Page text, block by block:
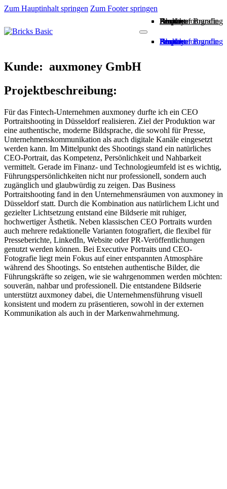
Zum Hauptinhalt springen Zum Footer springen
Employer Branding
People
Business
Drohnenfotografie
About
Kontakt
Employer Branding
People
Business
Drohnenfotografie
About
Kontakt
Kunde: auxmoney GmbH
Projektbeschreibung:
Für das Fintech-Unternehmen auxmoney durfte ich ein CEO
Portraitshooting in Düsseldorf realisieren. Ziel der Produktion war
eine authentische, moderne Bildsprache, die sowohl für Presse,
Unternehmenskommunikation als auch digitale Kanäle eingesetzt
werden kann. Im Mittelpunkt des Shootings stand ein natürliches
CEO-Portrait, das Kompetenz, Persönlichkeit und Nahbarkeit
vermittelt. Gerade im Finanz- und Technologieumfeld ist es wichtig,
Führungspersönlichkeiten nicht nur professionell, sondern auch
zugänglich und glaubwürdig zu zeigen. Das Business
Portraitshooting fand in den Unternehmensräumen von auxmoney in
Düsseldorf statt. Durch die Kombination aus natürlichem Licht und
gezielter Lichtsetzung entstand eine Bildserie mit ruhiger,
hochwertiger Ästhetik. Neben klassischen CEO Portraits wurden
auch mehrere redaktionelle Varianten fotografiert, die flexibel für
Presseberichte, LinkedIn, Website oder PR-Veröffentlichungen
genutzt werden können. Bei Executive Portraits und CEO-
Fotografie liegt mein Fokus auf einer entspannten Atmosphäre
während des Shootings. So entstehen authentische Bilder, die
Führungskräfte so zeigen, wie sie wahrgenommen werden möchten:
souverän, nahbar und professionell. Die entstandene Bildserie
unterstützt auxmoney dabei, die Unternehmensführung visuell
konsistent und modern zu präsentieren, sowohl in der externen
Kommunikation als auch in der Markenwahrnehmung.